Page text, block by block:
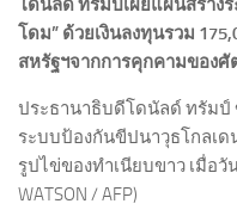
โดนัลด์ ทรัมป์เผยแผนสร้าง
โดม” ด้วยเงินลงทุนรวม
สหรัฐฯจากการคุกคามของศั
ประธานาธิบดีโดนัลด์ ทรัมป์
ระบบป้องกันขีปนาวุธโกลเด
รูปไข่ของทำเนียบขาว เมื่อวั
WATSON / AFP)